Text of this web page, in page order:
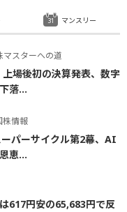
マスターへの道
上場後初の決算発表、数字
落...
株情報
ーパーサイクル第2幕、AI
恵...
617円安の65,683円で反
マンスリー